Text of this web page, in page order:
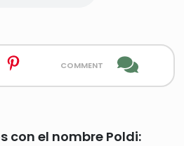
comment
con el nombre Poldi: